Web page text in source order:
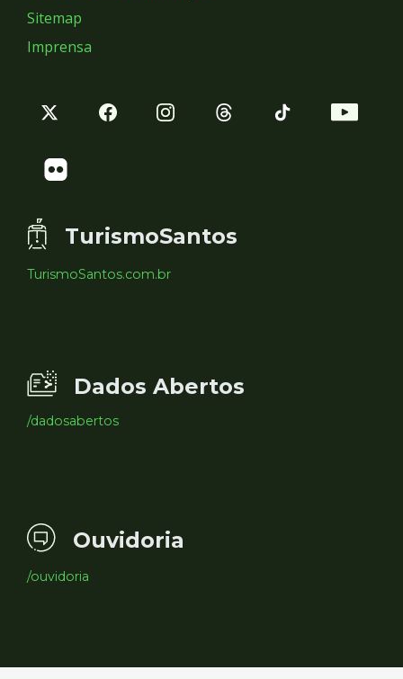
Sitemap
Imprensa
TurismoSantos
TurismoSantos.com.br
Dados Abertos
/dadosabertos
Ouvidoria
/ouvidoria